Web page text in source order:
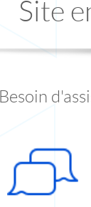
Site
Besoin